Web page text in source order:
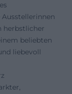
Ausstellerinnen
herbstlicher
beliebten
liebevoll